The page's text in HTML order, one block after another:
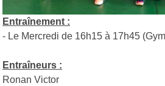
Entraînement :
- Le Mercredi de 16h15 à 17h45
Entraîneurs :
Ronan Victor